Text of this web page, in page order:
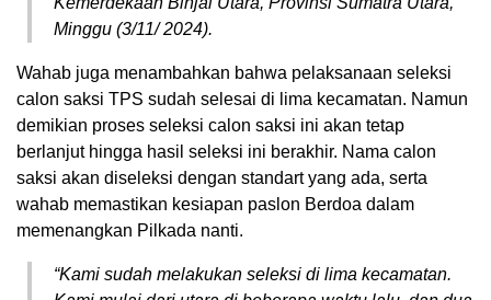
Minggu (3/11/ 2024).
Wahab juga menambahkan bahwa pelaksanaan seleksi
calon saksi TPS sudah selesai di lima kecamatan. Namun
demikian proses seleksi calon saksi ini akan tetap
berlanjut hingga hasil seleksi ini berakhir. Nama calon
saksi akan diseleksi dengan standart yang ada, serta
wahab memastikan kesiapan paslon Berdoa dalam
memenangkan Pilkada nanti.
“Kami sudah melakukan seleksi di lima kecamatan.